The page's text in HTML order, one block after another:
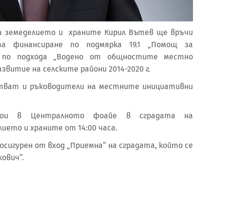
и храните Кирил Вътев ще връчи
финансиране по подмярка 19.1 „Помощ за
по подхода „Водено от общностите местно
на селските райони 2014-2020 г.
и ръководители на местните инициативни
в Централното фоайе в сградата на
и храните от 14:00 часа.
от вход „Приемна“ на сградата, който се